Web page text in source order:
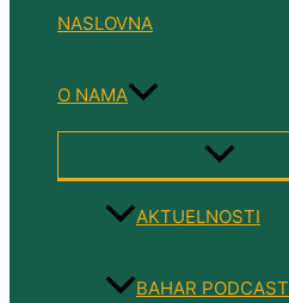
NASLOVNA
O NAMA
MENU
TOGGLE
AKTUELNOSTI
BAHAR PODCAST